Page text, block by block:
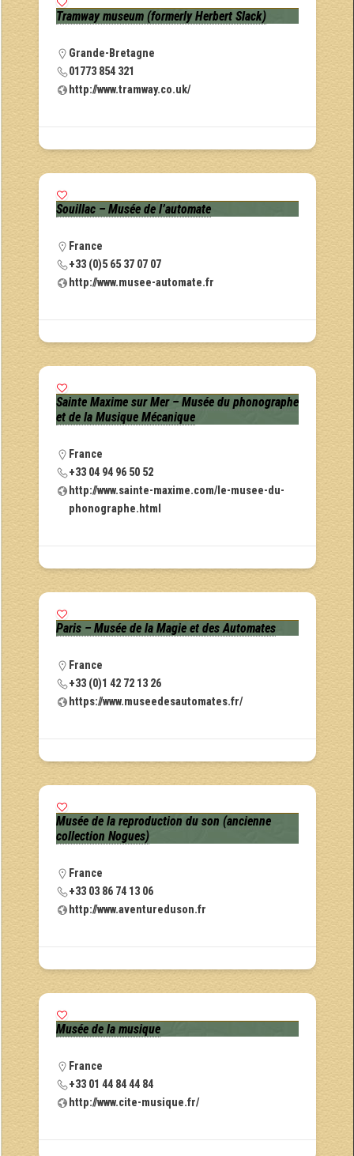
Tramway museum (formerly Herbert Slack)
Grande-Bretagne
01773 854 321
http://www.tramway.co.uk/
Souillac – Musée de l’automate
France
+33 (0)5 65 37 07 07
http://www.musee-automate.fr
Sainte Maxime sur Mer – Musée du phonographe
et de la Musique Mécanique
France
+33 04 94 96 50 52
http://www.sainte-maxime.com/le-musee-du-
phonographe.html
Paris – Musée de la Magie et des Automates
France
+33 (0)1 42 72 13 26
https://www.museedesautomates.fr/
Musée de la reproduction du son (ancienne
collection Nogues)
France
+33 03 86 74 13 06
http://www.aventureduson.fr
Musée de la musique
France
+33 01 44 84 44 84
http://www.cite-musique.fr/